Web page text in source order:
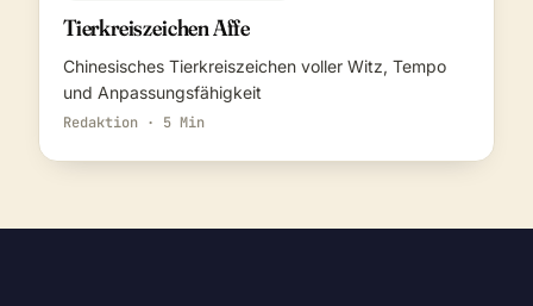
Tierkreiszeichen Affe
Chinesisches Tierkreiszeichen voller Witz, Tempo
und Anpassungsfähigkeit
Redaktion · 5 Min